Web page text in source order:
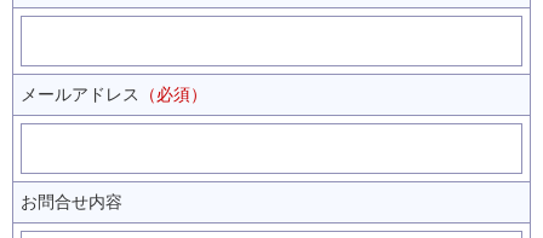
メールアドレス （必須）
お問合せ内容